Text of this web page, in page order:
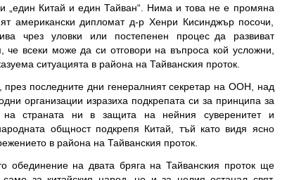
и „един Китай и един Тайван“. Нима и това не е промяна
американски дипломат д-р Хенри Кисинджър посочи,
чрез уловки или постепенен процес да развиват
че всеки може да си отговори на въпроса кой усложни,
ситуацията в района на Тайванския проток.
последните дни генералният секретар на ООН, над
организации изразиха подкрепата си за принципа за
на страната ни в защита на нейния суверенитет и
общност подкрепя Китай, тъй като видя ясно
в района на Тайванския проток.
обединение на двата бряга на Тайванския проток ще